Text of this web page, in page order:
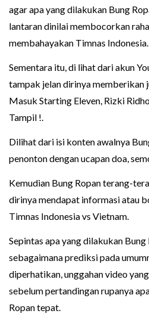
agar apa yang dilakukan Bung
lantaran dinilai membocorkan
membahayakan Timnas Indonesia.
Sementara itu, di lihat dari akun
tampak jelan dirinya memberikan
Masuk Starting Eleven, Rizki
Tampil !.
Dilihat dari isi konten awalnya
penonton dengan ucapan doa,
Kemudian Bung Ropan terang-
dirinya mendapat informasi atau
Timnas Indonesia vs Vietnam.
Sepintas apa yang dilakukan
sebagaimana prediksi pada
diperhatikan, unggahan video
sebelum pertandingan rupanya
Ropan tepat.